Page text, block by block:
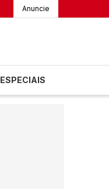
Anuncie
ESPECIAIS